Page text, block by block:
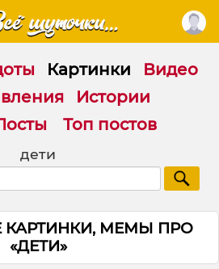
Картинки
Видео
Истории
Топ постов
дети
МЕМЫ ПРО
«ДЕТИ»